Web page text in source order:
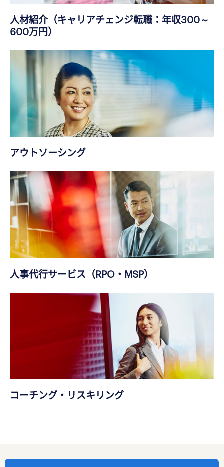
人材紹介（キャリアチェンジ転職：年収300～
600万円）
アウトソーシング
人事代行サービス（RPO・MSP）
コーチング・リスキリング